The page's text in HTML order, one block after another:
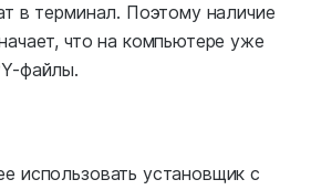
в терминал. Поэтому наличие
что на компьютере уже
файлы.
использовать установщик с